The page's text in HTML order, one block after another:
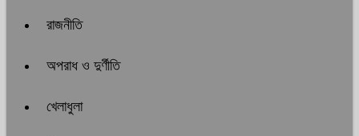
রাজনীতি
অপরাধ ও দুর্ণীতি
খেলাধুলা